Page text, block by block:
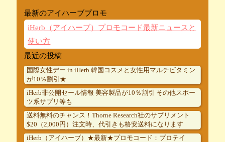
最新のアイハーブプロモ
iHerb（アイハーブ）プロモコード最新ニュースと
使い方
最近の投稿
国際女性デー in iHerb 韓国コスメと女性用マルチビタミン
が10％割引★
iHerb非公開セール情報 美容製品が10％割引 その他スポー
ツ系サプリ等も
送料無料のチャンス！Thorne Research社のサプリメント
$20（2,000円）注文時、代引きも格安送料になります
iHerb（アイハーブ）★最新★プロモコード：プロテイ